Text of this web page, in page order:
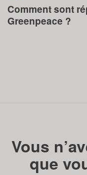
Comment sont
Greenpeace ?
Vous
que